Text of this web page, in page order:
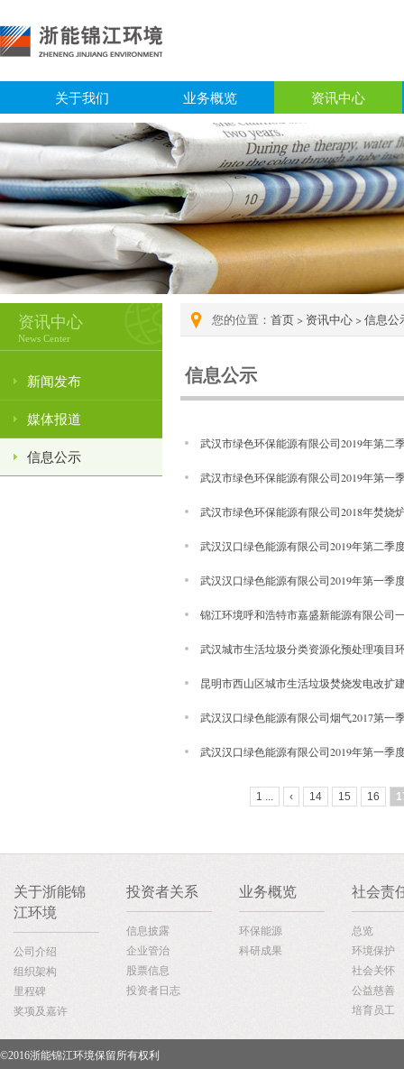
关于我们 业务概览 资讯中心
资讯中心
News Center
新闻发布
媒体报道
信息公示
您的位置： 首页 > 资讯中心 > 信息公
信息公示
武汉市绿色环保能源有限公司2019年第二季
武汉市绿色环保能源有限公司2019年第一季
武汉市绿色环保能源有限公司2018年焚烧炉
武汉汉口绿色能源有限公司2019年第二季
武汉汉口绿色能源有限公司2019年第一季
锦江环境呼和浩特市嘉盛新能源有限公司
武汉城市生活垃圾分类资源化预处理项目
昆明市西山区城市生活垃圾焚烧发电改扩
武汉汉口绿色能源有限公司烟气2017第一
武汉汉口绿色能源有限公司2019年第一季
1 ... ‹ 14 15 16
关于浙能锦
江环境
公司介绍
组织架构
里程碑
奖项及嘉许
投资者关系
信息披露
企业管治
股票信息
投资者日志
业务概览
环保能源
科研成果
社会责
总览
环境保护
社会关怀
公益慈善
培育员工
©2016浙能锦江环境保留所有权利